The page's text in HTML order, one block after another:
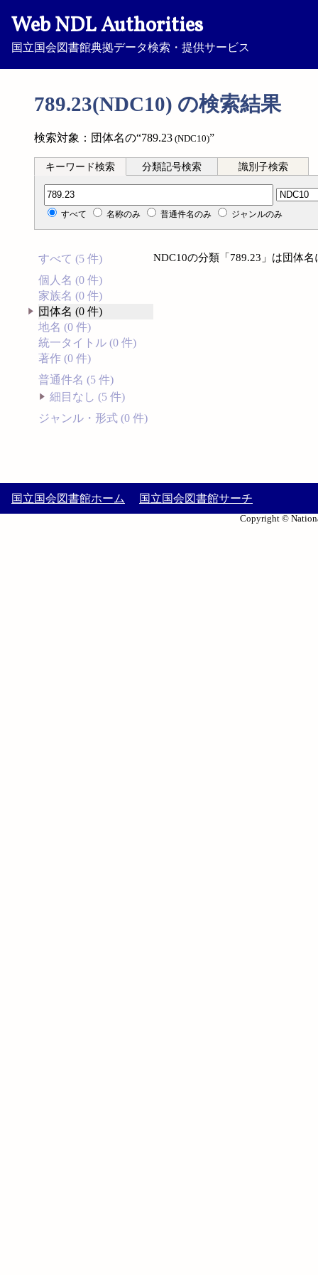
Web NDL Authorities
国立国会図書館典拠データ検索・提供サービス
789.23(NDC10) の検索結果
検索対象：団体名の“789.23 (NDC10)”
キーワード検索 分類記号検索 識別子検索
分類記号検索
すべて 名称のみ 普通件名のみ ジャンルのみ
すべて (5 件)
個人名 (0 件)
家族名 (0 件)
団体名 (0 件)
地名 (0 件)
統一タイトル (0 件)
著作 (0 件)
普通件名 (5 件)
細目なし (5 件)
ジャンル・形式 (0 件)
NDC10の分類「789.23」は団体
国立国会図書館ホーム 国立国会図書館サーチ
Copyright ©